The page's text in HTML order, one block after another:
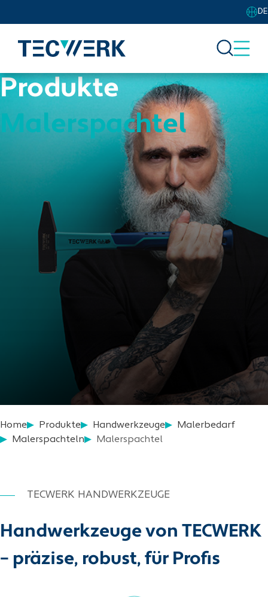
DE
Produkte
Malerspachtel
Home Produkte Handwerkzeuge
Malerbedarf
Malerspachteln
Malerspachtel
Handwerkzeuge von TECWERK
– präzise, robust, für Profis
TECWERK HANDWERKZEUGE